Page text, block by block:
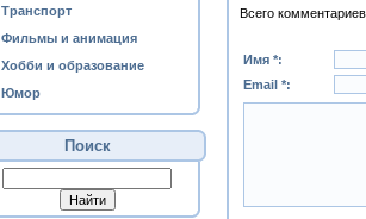
Транспорт
Фильмы и анимация
Хобби и образование
Юмор
Поиск
Всего комментариев
Имя *:
Email *: